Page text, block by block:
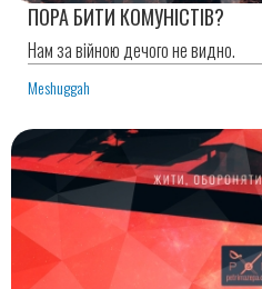
ПОРА БИТИ КОМУНІСТІВ?
Нам за війною дечого не видно.
Meshuggah